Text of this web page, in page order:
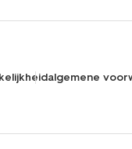
algemene